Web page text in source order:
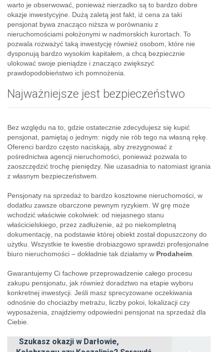
warto je obserwować, ponieważ nierzadko są to bardzo dobre
okazje inwestycyjne. Dużą zaletą jest fakt, iż cena za taki
pensjonat bywa znacząco niższa w porównaniu z
nieruchomościami położonymi w nadmorskich kurortach. To
pozwala rozważyć taką inwestycję również osobom, które nie
dysponują bardzo wysokim kapitałem, a chcą bezpiecznie
ulokować swoje pieniądze i znacząco zwiększyć
prawdopodobieństwo ich pomnożenia.
Najważniejsze jest bezpieczeństwo
Bez względu na to, gdzie ostatecznie zdecydujesz się kupić
pensjonat, pamiętaj o jednym: nigdy nie rób tego na własną rękę.
Oferenci bardzo często naciskają, aby zrezygnować z
pośrednictwa agencji nieruchomości, ponieważ pozwala to
zaoszczędzić trochę pieniędzy. Nie uzasadnia to natomiast igrania
z własnym bezpieczeństwem.
Pensjonaty na sprzedaż to bardzo kosztowne nieruchomości, w
dodatku zawsze obarczone pewnym ryzykiem. W grę może
wchodzić właściwie cokolwiek: od niejasnego stanu
właścicielskiego, przez zadłużenie, aż po niekompletną
dokumentację, na podstawie której obiekt został dopuszczony do
użytku. Wszystkie te kwestie drobiazgowo sprawdzi profesjonalne
biuro nieruchomości – dokładnie tak działamy w Prodaheim
Gwarantujemy Ci fachowe przeprowadzenie całego procesu
zakupu pensjonatu, jak również doradztwo na etapie wyboru
konkretnej inwestycji. Jeśli masz sprecyzowane oczekiwania
odnośnie do chociażby metrażu, liczby pokoi, lokalizacji czy
wyposażenia, znajdziemy odpowiedni pensjonat na sprzedaż dla
Ciebie.
Szukasz okazji w Darłowie,